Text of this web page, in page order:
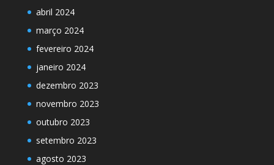
abril 2024
março 2024
fevereiro 2024
janeiro 2024
dezembro 2023
novembro 2023
outubro 2023
setembro 2023
agosto 2023